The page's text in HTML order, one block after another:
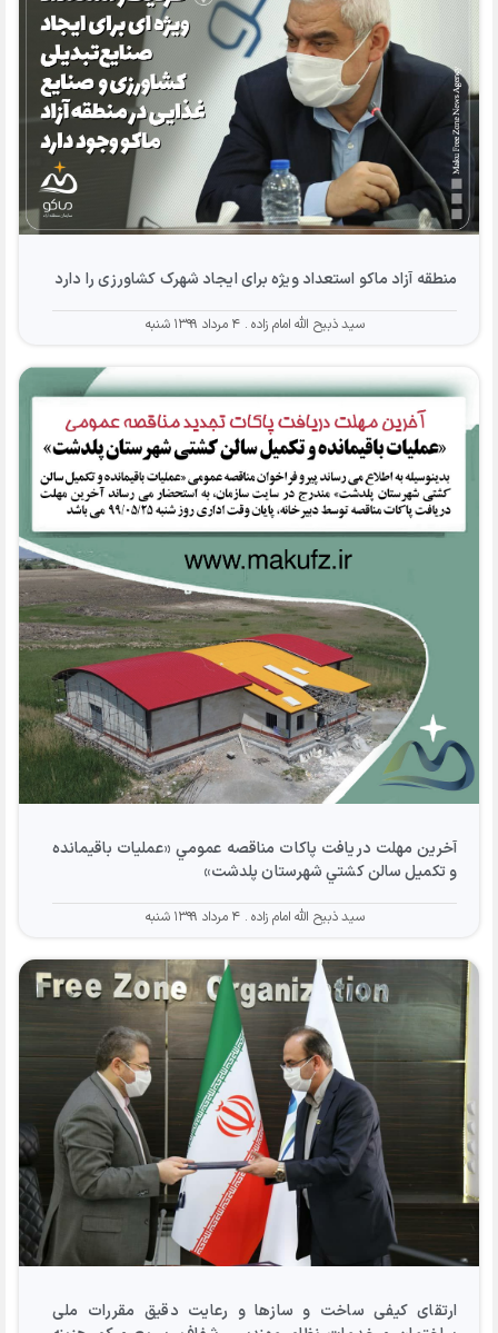
منطقه آزاد ماکو استعداد ویژه برای ایجاد شهرک کشاورزی را دارد
سید ذبیح الله امام زاده ۴ مرداد ۱۳۹۹ شنبه
آخرين مهلت دريافت پاكات مناقصه عمومي «عمليات باقيمانده
و تكميل سالن كشتي شهرستان پلدشت»
سید ذبیح الله امام زاده ۴ مرداد ۱۳۹۹ شنبه
ارتقای کیفی ساخت و سازها و رعایت دقیق مقررات ملی